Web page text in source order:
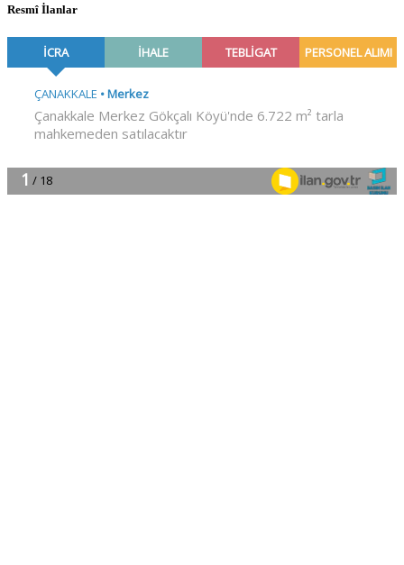
Resmî İlanlar